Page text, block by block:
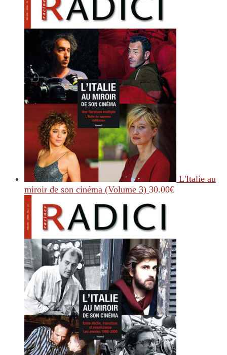
L'Italie au
miroir de son cinéma (Volume 3) 30.00€